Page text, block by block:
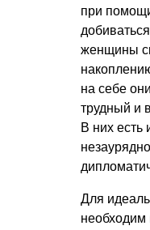
при
женщины
на себе
трудный и
В них есть
Для
необходим